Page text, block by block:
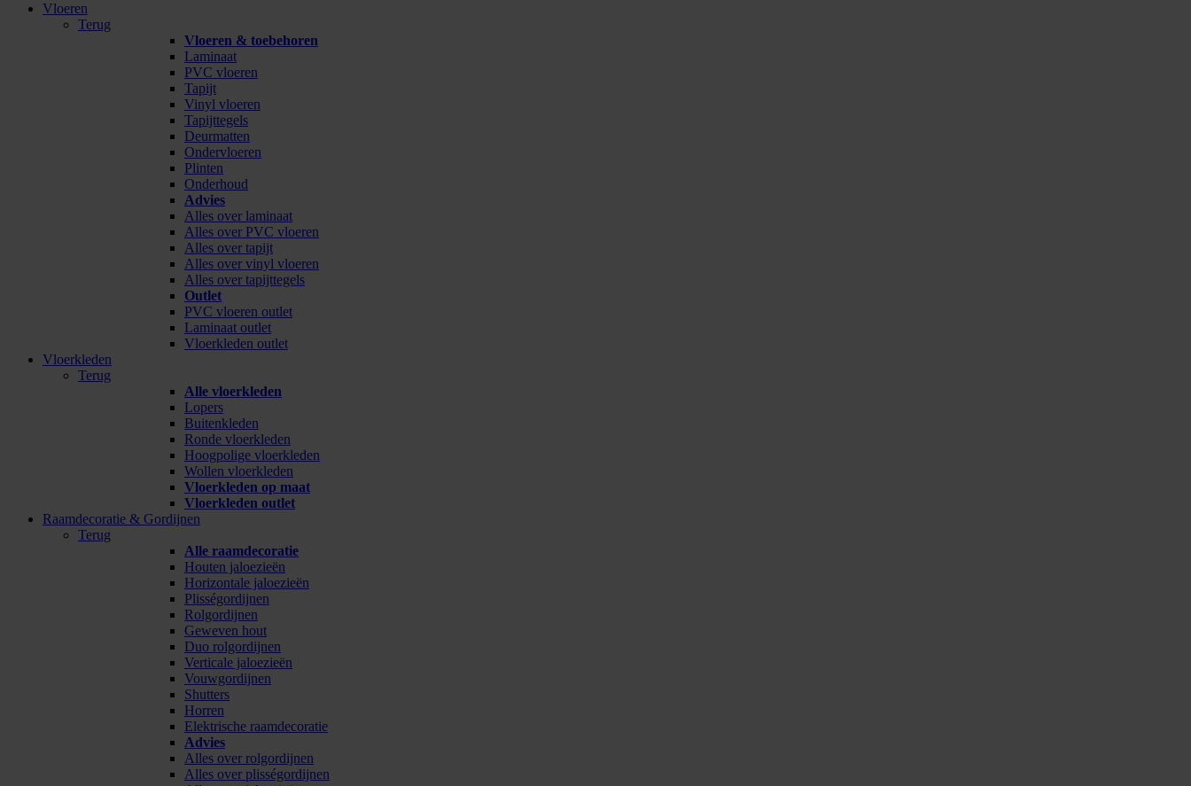
Vloeren
Terug
Vloeren & toebehoren
Laminaat
PVC vloeren
Tapijt
Vinyl vloeren
Tapijttegels
Deurmatten
Ondervloeren
Plinten
Onderhoud
Advies
Alles over laminaat
Alles over PVC vloeren
Alles over tapijt
Alles over vinyl vloeren
Alles over tapijttegels
Outlet
PVC vloeren outlet
Laminaat outlet
Vloerkleden outlet
Vloerkleden
Terug
Alle vloerkleden
Lopers
Buitenkleden
Ronde vloerkleden
Hoogpolige vloerkleden
Wollen vloerkleden
Vloerkleden op maat
Vloerkleden outlet
Raamdecoratie & Gordijnen
Terug
Alle raamdecoratie
Houten jaloezieën
Horizontale jaloezieën
Plisségordijnen
Rolgordijnen
Geweven hout
Duo rolgordijnen
Verticale jaloezieën
Vouwgordijnen
Shutters
Horren
Elektrische raamdecoratie
Advies
Alles over rolgordijnen
Alles over plisségordijnen